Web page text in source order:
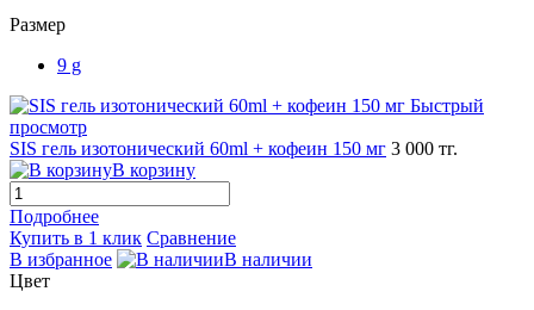
Размер
9 g
Быстрый
просмотр
SIS гель изотонический 60ml + кофеин 150 мг 3 000 тг.
В корзину
Подробнее
Купить в 1 клик Сравнение
В избранное
В наличии
Цвет